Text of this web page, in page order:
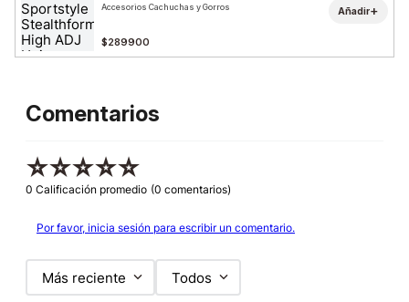
Accesorios Cachuchas y Gorros
$289900
Añadir+
Comentarios
☆☆☆☆☆
0 Calificación promedio (0 comentarios)
Por favor, inicia sesión para escribir un comentario.
Más reciente Todos